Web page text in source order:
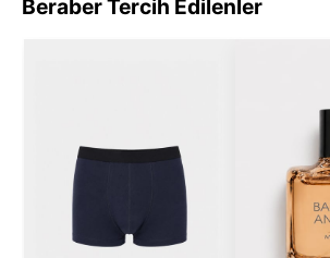
Beraber Tercih Edilenler